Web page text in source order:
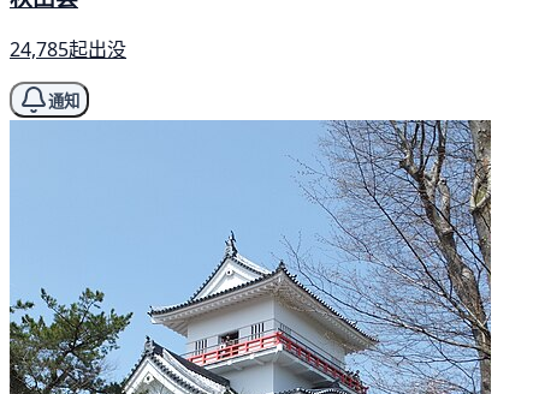
24,785起出没
通知